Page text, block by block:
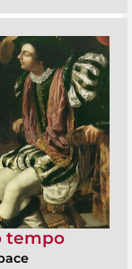
tempo